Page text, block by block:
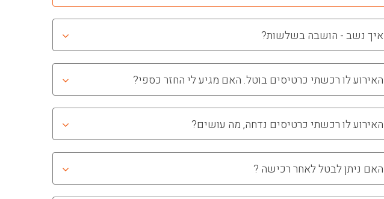
איך נשב - הושבה בשלשות?
האירוע לו רכשתי כרטיסים בוטל. האם מגיע לי החזר כספי?
האירוע לו רכשתי כרטיסים נדחה, מה עושים?
האם ניתן לבטל לאחר רכישה ?